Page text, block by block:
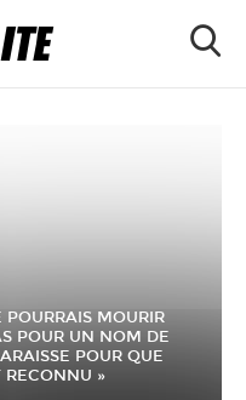
POURRAIS MOURIR
POUR UN NOM DE
POUR QUE
RECONNU »